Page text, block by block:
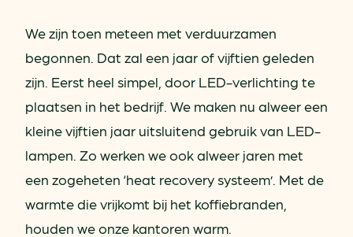
We zijn toen meteen met verduurzamen
begonnen. Dat zal een jaar of vijftien geleden
zijn. Eerst heel simpel, door LED-verlichting te
plaatsen in het bedrijf. We maken nu alweer een
kleine vijftien jaar uitsluitend gebruik van LED-
lampen. Zo werken we ook alweer jaren met
een zogeheten ‘heat recovery systeem’. Met de
warmte die vrijkomt bij het koffiebranden,
houden we onze kantoren warm.